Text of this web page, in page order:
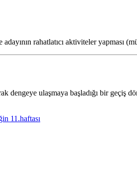
rahatlatıcı aktiviteler yapması
ulaşmaya başladığı bir geçiş
11.haftası